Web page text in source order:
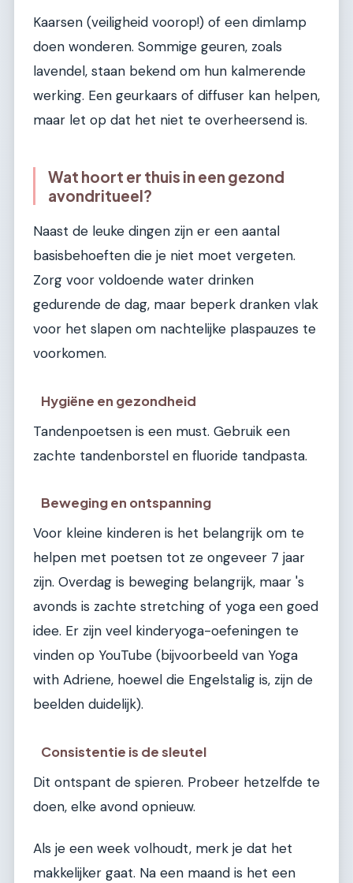
Kaarsen (veiligheid voorop!) of een dimlamp
doen wonderen. Sommige geuren, zoals
lavendel, staan bekend om hun kalmerende
werking. Een geurkaars of diffuser kan helpen,
maar let op dat het niet te overheersend is.
Wat hoort er thuis in een gezond
avondritueel?
Naast de leuke dingen zijn er een aantal
basisbehoeften die je niet moet vergeten.
Zorg voor voldoende water drinken
gedurende de dag, maar beperk dranken vlak
voor het slapen om nachtelijke plaspauzes te
voorkomen.
Hygiëne en gezondheid
Tandenpoetsen is een must. Gebruik een
zachte tandenborstel en fluoride tandpasta.
Beweging en ontspanning
Voor kleine kinderen is het belangrijk om te
helpen met poetsen tot ze ongeveer 7 jaar
zijn. Overdag is beweging belangrijk, maar 's
avonds is zachte stretching of yoga een goed
idee. Er zijn veel kinderyoga-oefeningen te
vinden op YouTube (bijvoorbeeld van Yoga
with Adriene, hoewel die Engelstalig is, zijn de
beelden duidelijk).
Consistentie is de sleutel
Dit ontspant de spieren. Probeer hetzelfde te
doen, elke avond opnieuw.
Als je een week volhoudt, merk je dat het
makkelijker gaat. Na een maand is het een